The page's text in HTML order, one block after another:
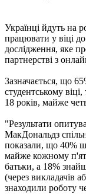
Українці йдуть на
працювати у віці
дослідження, яке
партнерстві з
Зазначається, що
студентському
18 років, майже
"Результати
МакДональдз
показали, що 40%
майже кожному
батьки, а 18%
(через викладачів
знаходили роботу